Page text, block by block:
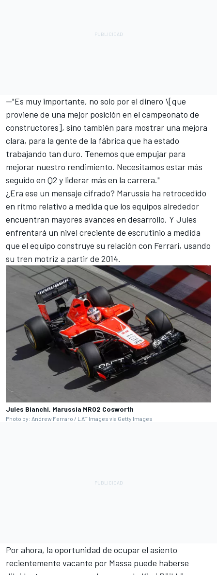
—"Es muy importante, no solo por el dinero \[que
proviene de una mejor posición en el campeonato de
constructores], sino también para mostrar una mejora
clara, para la gente de la fábrica que ha estado
trabajando tan duro. Tenemos que empujar para
mejorar nuestro rendimiento. Necesitamos estar más
seguido en Q2 y liderar más en la carrera."
¿Era ese un mensaje cifrado? Marussia ha retrocedido
en ritmo relativo a medida que los equipos alrededor
encuentran mayores avances en desarrollo. Y Jules
enfrentará un nivel creciente de escrutinio a medida
que el equipo construye su relación con Ferrari, usando
su tren motriz a partir de 2014.
Jules Bianchi, Marussia MR02 Cosworth
Photo by: Andrew Ferraro / LAT Images via Getty Images
Por ahora, la oportunidad de ocupar el asiento
recientemente vacante por Massa puede haberse